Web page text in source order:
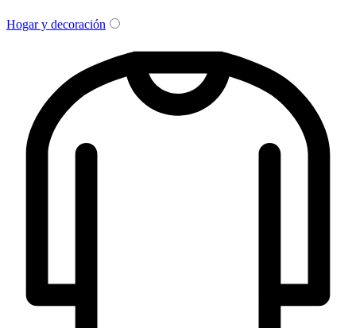
Hogar y decoración